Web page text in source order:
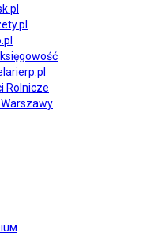
księgowość
Rolnicze